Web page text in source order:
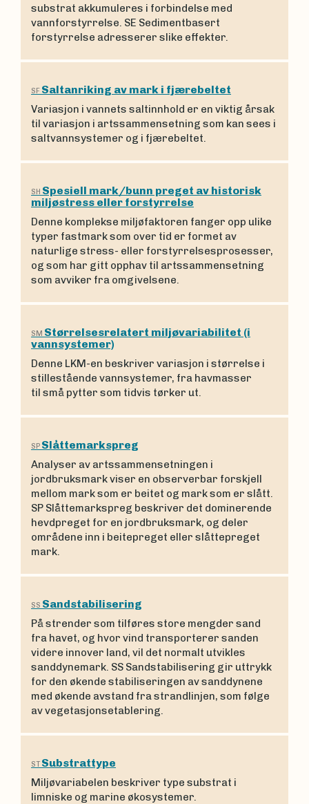
substrat akkumuleres i forbindelse med
vannforstyrrelse. SE Sedimentbasert
forstyrrelse adresserer slike effekter.
SF Saltanriking av mark i fjærebeltet
Variasjon i vannets saltinnhold er en viktig årsak
til variasjon i artssammensetning som kan sees i
saltvannsystemer og i fjærebeltet.
SH Spesiell mark/bunn preget av historisk
miljøstress eller forstyrrelse
Denne komplekse miljøfaktoren fanger opp ulike
typer fastmark som over tid er formet av
naturlige stress- eller forstyrrelsesprosesser,
og som har gitt opphav til artssammensetning
som avviker fra omgivelsene.
SM Størrelsesrelatert miljøvariabilitet (i
vannsystemer)
Denne LKM-en beskriver variasjon i størrelse i
stillestående vannsystemer, fra havmasser
til små pytter som tidvis tørker ut.
SP Slåttemarkspreg
Analyser av artssammensetningen i
jordbruksmark viser en observerbar forskjell
mellom mark som er beitet og mark som er slått.
SP Slåttemarkspreg beskriver det dominerende
hevdpreget for en jordbruksmark, og deler
områdene inn i beitepreget eller slåttepreget
mark.
SS Sandstabilisering
På strender som tilføres store mengder sand
fra havet, og hvor vind transporterer sanden
videre innover land, vil det normalt utvikles
sanddynemark. SS Sandstabilisering gir uttrykk
for den økende stabiliseringen av sanddynene
med økende avstand fra strandlinjen, som følge
av vegetasjonsetablering.
ST Substrattype
Miljøvariabelen beskriver type substrat i
limniske og marine økosystemer.